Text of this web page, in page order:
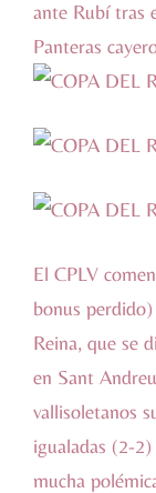
ante Rubí tras
Panteras
El CPLV
bonus
Reina, que se
en Sant
vallisoletanos
igualadas (2-
mucha